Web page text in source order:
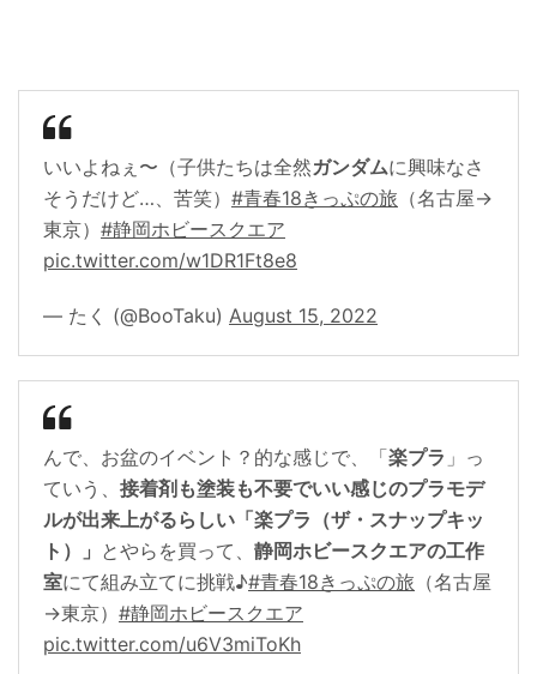
いいよねぇ〜（子供たちは全然ガンダムに興味なさ
そうだけど…、苦笑） #青春18きっぷの旅 （名古屋→
東京） #静岡ホビースクエア
pic.twitter.com/w1DR1Ft8e8
— たく (@BooTaku) August 15, 2022
んで、お盆のイベント？的な感じで、「楽プラ 」っ
ていう、 接着剤も塗装も不要でいい感じのプラモデ
ルが出来上がるらしい「楽プラ（ザ・スナップキッ
ト）」 とやらを買って、 静岡ホビースクエアの工作
室にて組み立てに挑戦♪#青春18きっぷの旅 （名古屋
→東京） #静岡ホビースクエア
pic.twitter.com/u6V3miToKh